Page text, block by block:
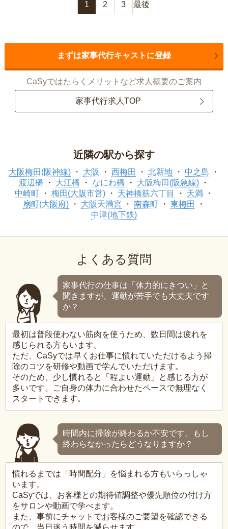
1 2 3 最後
まずは家事代行キャストに登録
CaSyではたらくメリットなど求人概要のご案内
家事代行求人TOP
近隣の駅から探す
大阪梅田(阪神線) 大阪 西梅田 北新地
中之島
渡辺橋
大江橋 なにわ橋
大阪梅田(阪急線)
中崎町
梅田(大阪市営) 天神橋筋六丁目
天満
扇町(大阪府)
大阪天満宮 南森町
東梅田
中津(地下鉄)
よくある質問
家事代行の仕事は「体力的にきつい」と
聞きますが、運動が苦手でも大丈夫です
か？
最初は普段使わない筋肉を使うため、数日間は疲れを
感じられる方もいます。
ただ、CaSyでは早くお仕事に慣れていただけるよう掃
除のコツを研修や動画で学んでいただけます。
そのため、少し慣れると「程よい運動」と感じる方が
多いです。ご自身の体力に合わせたペースで無理なく
スタートできます。
時間内に掃除が終わるか不安です。もし
終わらなかったらどうなりますか？
慣れるまでは「時間配分」を悩まれる方もいらっしゃ
います。
CaSyでは、お客様との期待値調整や優先順位の付け方
をサロンや動画で学べます。
また、事前にチャットでお客様のご要望を確認できる
ので、当日迷う時間を減らせます。